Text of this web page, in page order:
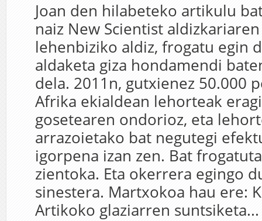
Joan den hilabeteko artikulu
naiz New Scientist
lehenbiziko aldiz, frogatu egin
aldaketa giza hondamendi
dela. 2011n, gutxienez 50.000
Afrika ekialdean lehorteak
gosetearen ondorioz, eta
arrazoietako bat negutegi
igorpena izan zen. Bat
zientoka. Eta okerrera egingo
sinestera. Martxokoa hau ere:
Artikoko glaziarren suntsiketa...